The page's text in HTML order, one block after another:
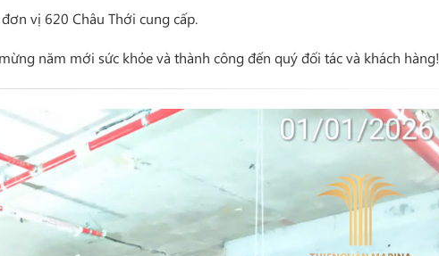
vị 620 Châu Thới cung cấp.
năm mới sức khỏe và thành công đến quý đối tác và khách hàng!